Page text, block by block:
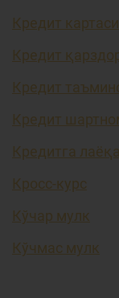
Кредит картаси
Кредит
Кредит
Кредит
Кредитга
Кросс-курс
Кўчар мулк
Кўчмас мулк